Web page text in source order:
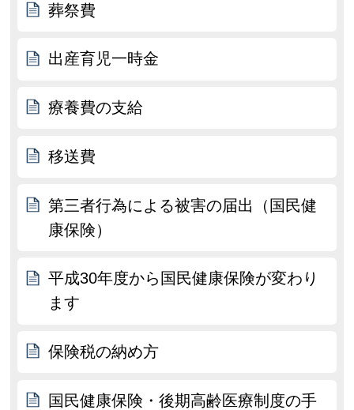
葬祭費
出産育児一時金
療養費の支給
移送費
第三者行為による被害の届出（国民健
康保険）
平成30年度から国民健康保険が変わり
ます
保険税の納め方
国民健康保険・後期高齢医療制度の手